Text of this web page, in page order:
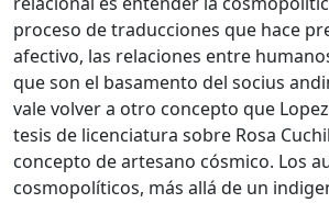
proceso de traducciones que hace
afectivo, las relaciones entre
que son el basamento del socius
vale volver a otro concepto que
tesis de licenciatura sobre Rosa
concepto de artesano cósmico. Los
cosmopolíticos, más allá de un